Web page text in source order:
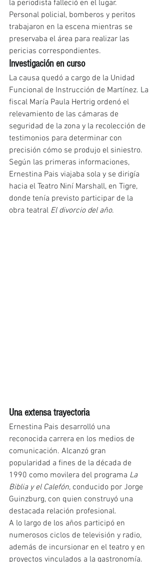
la periodista falleció en el lugar.
Personal policial, bomberos y peritos
trabajaron en la escena mientras se
preservaba el área para realizar las
pericias correspondientes.
Investigación en curso
La causa quedó a cargo de la Unidad
Funcional de Instrucción de Martínez. La
fiscal María Paula Hertrig ordenó el
relevamiento de las cámaras de
seguridad de la zona y la recolección de
testimonios para determinar con
precisión cómo se produjo el siniestro.
Según las primeras informaciones,
Ernestina Pais viajaba sola y se dirigía
hacia el Teatro Niní Marshall, en Tigre,
donde tenía previsto participar de la
obra teatral El divorcio del año.
Una extensa trayectoria
Ernestina Pais desarrolló una
reconocida carrera en los medios de
comunicación. Alcanzó gran
popularidad a fines de la década de
1990 como movilera del programa La
Biblia y el Calefón, conducido por Jorge
Guinzburg, con quien construyó una
destacada relación profesional.
A lo largo de los años participó en
numerosos ciclos de televisión y radio,
además de incursionar en el teatro y en
proyectos vinculados a la gastronomía.